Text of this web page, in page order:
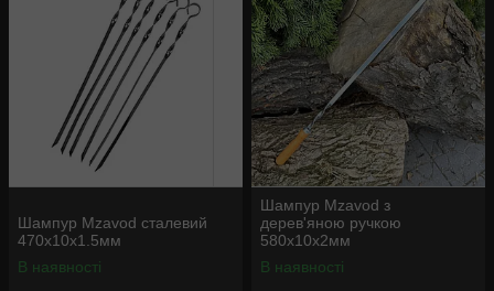
Шампур Mzavod сталевий
470х10х1.5мм
В наявності
Шампур Mzavod з
дерев'яною ручкою
580х10х2мм
В наявності